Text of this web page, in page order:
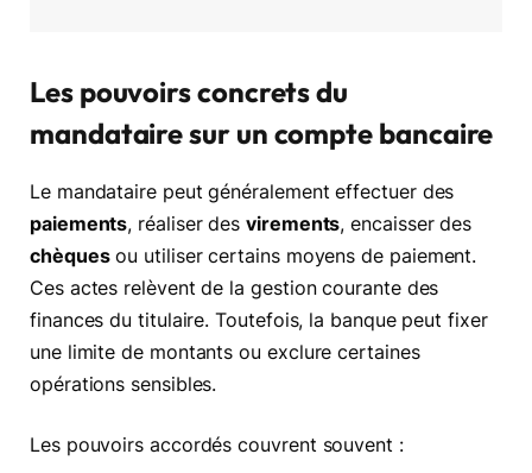
Les pouvoirs concrets du
mandataire sur un compte bancaire
Le mandataire peut généralement effectuer des
paiements, réaliser desvirements, encaisser des
chèquesou utiliser certains moyens de paiement.
Ces actes relèvent de la gestion courante des
finances du titulaire. Toutefois, la banque peut fixer
une limite de montants ou exclure certaines
opérations sensibles.
Les pouvoirs accordés couvrent souvent :